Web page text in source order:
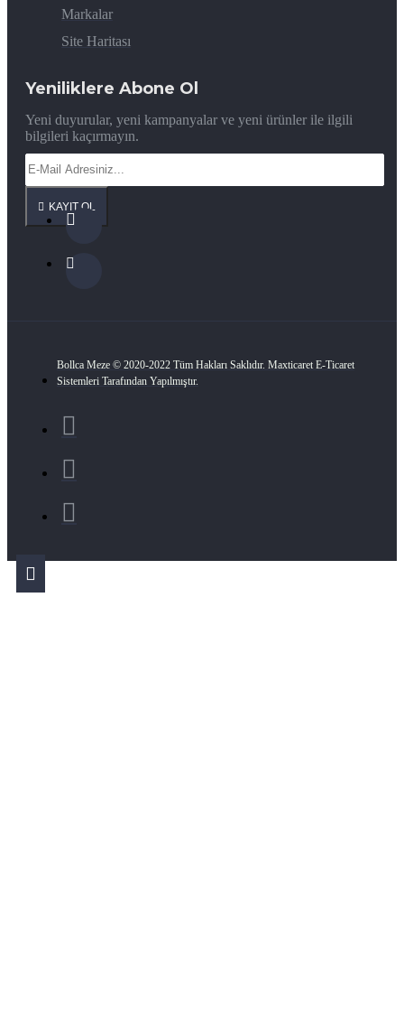
Markalar
Site Haritası
Yeniliklere Abone Ol
Yeni duyurular, yeni kampanyalar ve yeni ürünler ile ilgili
bilgileri kaçırmayın.
KAYIT OL
Bollca Meze © 2020-2022 Tüm Hakları Saklıdır. Maxticaret E-Ticaret
Sistemleri Tarafından Yapılmıştır.